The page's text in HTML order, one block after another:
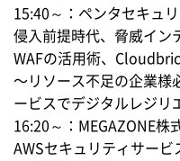
15:40～：ペンタセキュ
侵入前提時代、脅威イン
WAFの活用術、
〜リソース不足の企業様
ービスでデジタルレジリ
16:20～：MEGAZONE株
AWSセキュリティサー